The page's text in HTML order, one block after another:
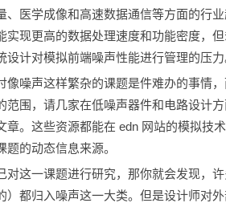
、医学成像和高速数据通信等方面的行
实现更高的数据处理速度和功能密度，
设计对模拟前端噪声性能进行管理的压力
噪声这样繁杂的课题是件难办的事情，
范围，请几家在低噪声器件和电路设计
章。这些资源都能在 edn 网站的模拟技
的动态信息来源。
这一课题进行研究，那你就会发现，许
）都归入噪声这一大类。但是设计师对